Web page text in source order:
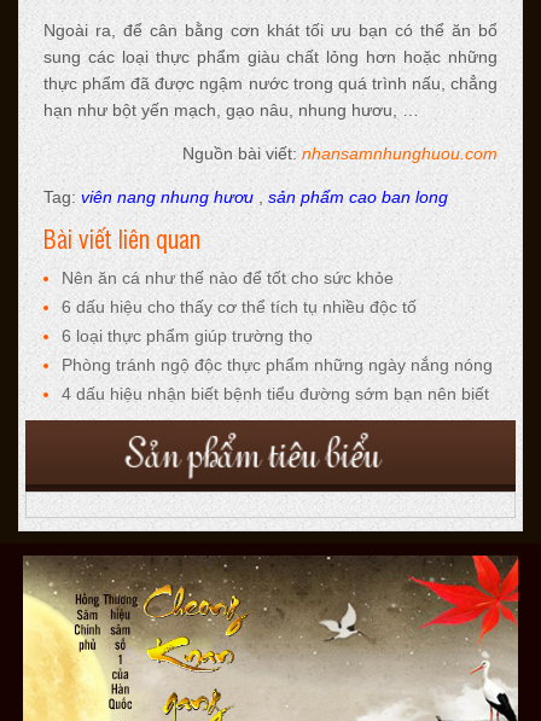
Ngoài ra, để cân bằng cơn khát tối ưu bạn có thể ăn bổ
sung các loại thực phẩm giàu chất lỏng hơn hoặc những
thực phẩm đã được ngậm nước trong quá trình nấu, chẳng
hạn như bột yến mạch, gạo nâu, nhung hươu, …
Nguồn bài viết: nhansamnhunghuou.com
Tag: viên nang nhung hươu , sản phẩm cao ban long
Bài viết liên quan
Nên ăn cá như thế nào để tốt cho sức khỏe
6 dấu hiệu cho thấy cơ thể tích tụ nhiều độc tố
6 loại thực phẩm giúp trường thọ
Phòng tránh ngộ độc thực phẩm những ngày nắng nóng
4 dấu hiệu nhận biết bệnh tiểu đường sớm bạn nên biết